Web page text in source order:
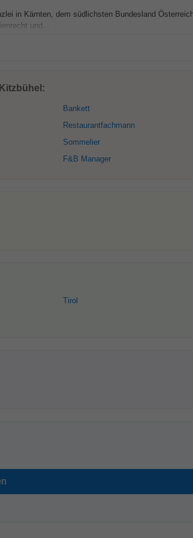
in Kärnten, dem südlichsten Bundesland
und...
Bankett
Restaurantfachmann
Sommelier
F&B Manager
Tirol